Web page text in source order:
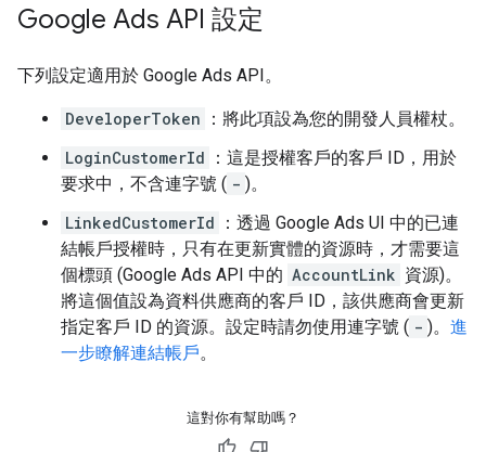
Google Ads API 設定
下列設定適用於 Google Ads API。
DeveloperToken
：將此項設為您的開發人員權杖。
LoginCustomerId
：這是授權客戶的客戶 ID，用於
要求中，不含連字號 ( - )。
LinkedCustomerId
：透過 Google Ads UI 中的已連
結帳戶授權時，只有在更新實體的資源時，才需要這
個標頭 (Google Ads API 中的 AccountLink 資源)。
將這個值設為資料供應商的客戶 ID，該供應商會更新
指定客戶 ID 的資源。設定時請勿使用連字號 ( - )。 進
一步瞭解連結帳戶。
這對你有幫助嗎？